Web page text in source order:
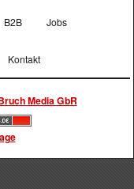
B2B Jobs
Kontakt
Media GbR